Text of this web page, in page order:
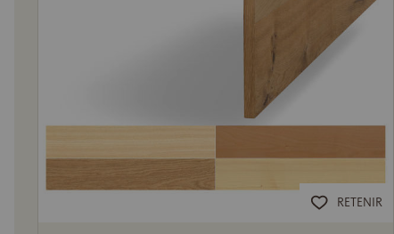
RETENIR